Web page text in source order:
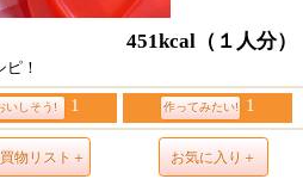
451kcal （１人分）
！
いしそう! 1 作ってみたい! 1
物リスト＋ お気に入り＋